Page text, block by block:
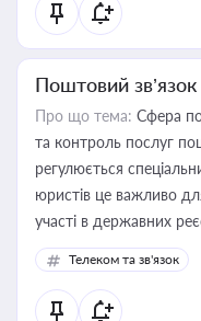
Поштовий
Про що тема: Сфера
та контроль послуг
регулюється
юристів це важливо
участі в державних
споживачів.
Телеком та зв'язок